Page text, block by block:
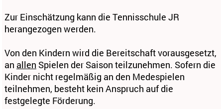
Zur Einschätzung kann die Tennisschule JR
herangezogen werden.
Von den Kindern wird die Bereitschaft vorausgesetzt,
an allen Spielen der Saison teilzunehmen. Sofern die
Kinder nicht regelmäßig an den Medespielen
teilnehmen, besteht kein Anspruch auf die
festgelegte Förderung.